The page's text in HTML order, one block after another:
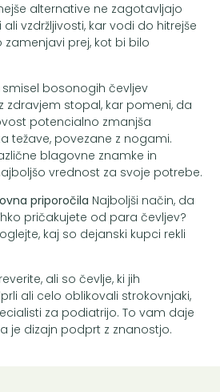
alternative ne zagotavljajo
vzdržljivosti, kar vodi do hitrejše
prej, kot bi bilo
bosonogih čevljev
zdravjem stopal, kar pomeni, da
potencialno zmanjša
težave, povezane z nogami.
blagovne znamke in
vrednost za svoje potrebe.
priporočila Najboljši način, da
pričakujete od para čevljev?
kaj so dejanski kupci rekli
ali so čevlje, ki jih
ali celo oblikovali strokovnjaki,
za podiatrijo. To vam daje
je dizajn podprt z znanostjo.